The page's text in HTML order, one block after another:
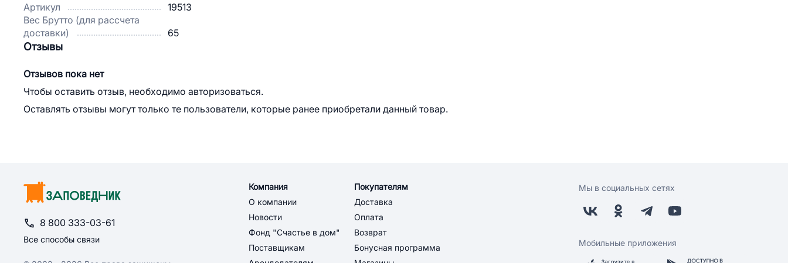
Артикул
19513
Вес Брутто (для рассчета
доставки)
65
Отзывы
Отзывов пока нет
Чтобы оставить отзыв, необходимо авторизоваться.
Оставлять отзывы могут только те пользователи, которые ранее приобретали данный товар.
8 800 333-03-61
Все способы связи
Компания
О компании
Новости
Фонд "Счастье в дом"
Поставщикам
Покупателям
Доставка
Оплата
Возврат
Бонусная программа
Мы в социальных сетях
Мобильные приложения